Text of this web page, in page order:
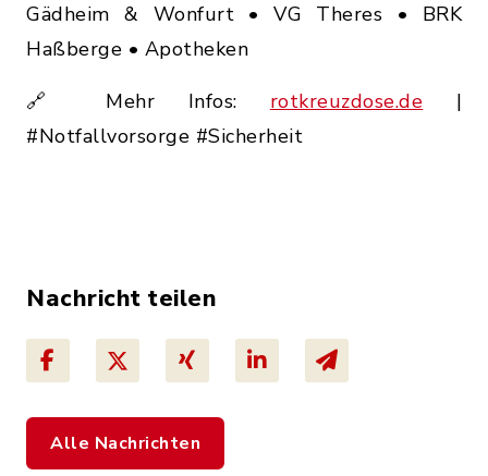
Gädheim & Wonfurt • VG Theres • BRK
Haßberge • Apotheken
🔗 Mehr Infos: rotkreuzdose.de |
#Notfallvorsorge #Sicherheit
Nachricht teilen
Alle Nachrichten